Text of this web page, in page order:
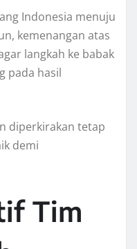
Indonesia menuju
kemenangan atas
langkah ke babak
pada hasil
diperkirakan tetap
demi
Tim